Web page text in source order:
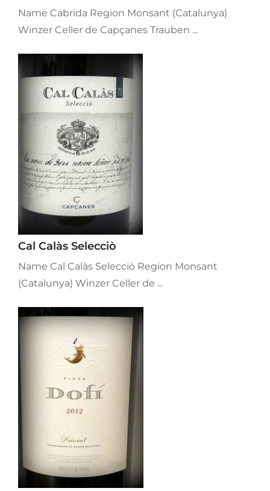
Name Cabrida Region Monsant (Catalunya)
Winzer Celler de Capçanes Trauben ...
Cal Calàs Selecciò
Name Cal Calàs Selecciò Region Monsant
(Catalunya) Winzer Celler de ...